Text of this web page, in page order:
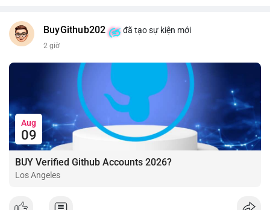
BuyGithub202 đã tạo sự kiện mới
2 giờ
Aug
09
BUY Verified Github Accounts 2026?
Los Angeles